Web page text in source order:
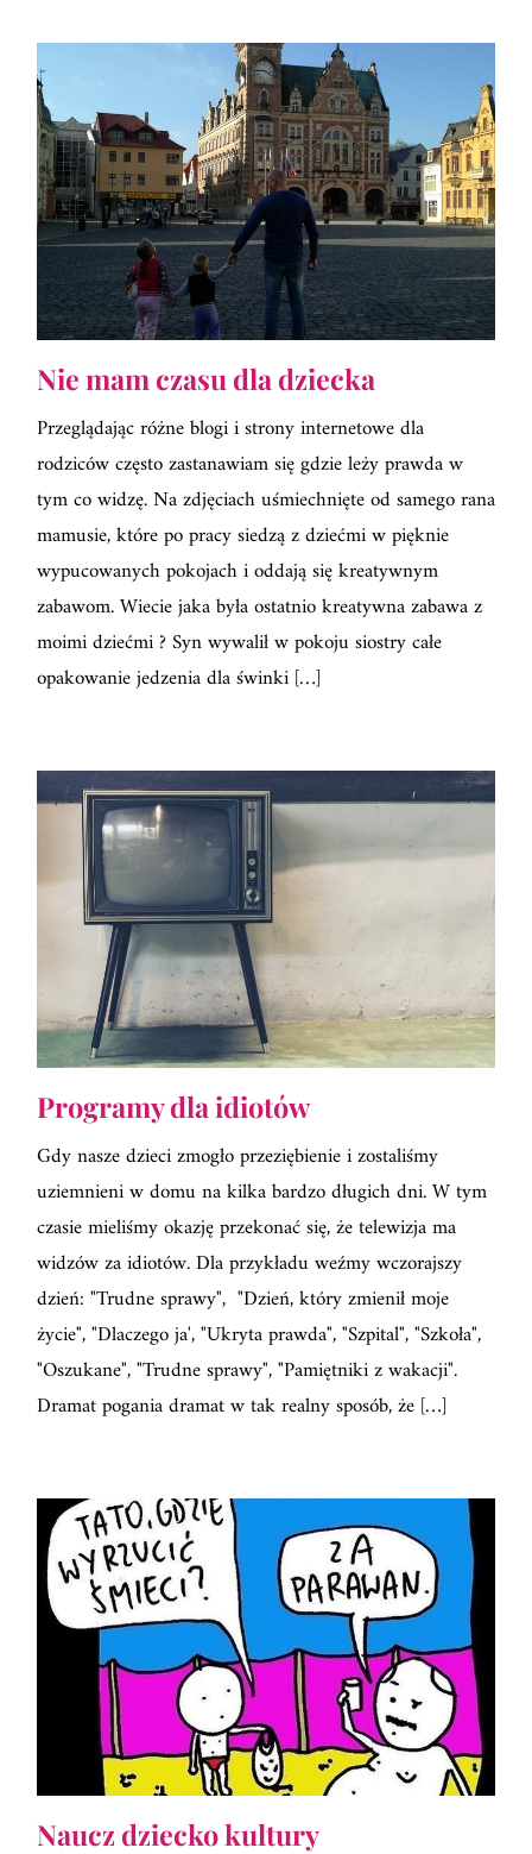
Nie mam czasu dla dziecka
Przeglądając różne blogi i strony internetowe dla
rodziców często zastanawiam się gdzie leży prawda w
tym co widzę. Na zdjęciach uśmiechnięte od samego rana
mamusie, które po pracy siedzą z dziećmi w pięknie
wypucowanych pokojach i oddają się kreatywnym
zabawom. Wiecie jaka była ostatnio kreatywna zabawa z
moimi dziećmi ? Syn wywalił w pokoju siostry całe
opakowanie jedzenia dla świnki […]
Programy dla idiotów
Gdy nasze dzieci zmogło przeziębienie i zostaliśmy
uziemnieni w domu na kilka bardzo długich dni. W tym
czasie mieliśmy okazję przekonać się, że telewizja ma
widzów za idiotów. Dla przykładu weźmy wczorajszy
dzień: "Trudne sprawy", "Dzień, który zmienił moje
życie", "Dlaczego ja', "Ukryta prawda", "Szpital", "Szkoła",
"Oszukane", "Trudne sprawy", "Pamiętniki z wakacji".
Dramat pogania dramat w tak realny sposób, że […]
Naucz dziecko kultury